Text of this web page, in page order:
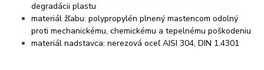
degradácii plastu
materiál žľabu: polypropylén plnený mastencom odolný
proti mechanickému, chemickému a tepelnému poškodeniu
materiál nadstavca: nerezová oceľ AISI 304, DIN 1.4301